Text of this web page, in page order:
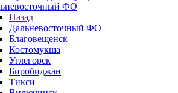
ФО
Назад
Дальневосточный ФО
Благовещенск
Костомукша
Углегорск
Биробиджан
Тикси